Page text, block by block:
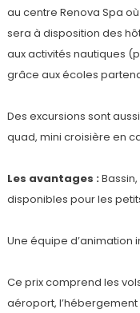
au centre Renova Spa
sera à disposition des
aux activités nautiques
grâce aux écoles
Des excursions sont
quad, mini croisière en
Les avantages :
disponibles pour les
Une équipe d’animation
Ce prix comprend les
aéroport,